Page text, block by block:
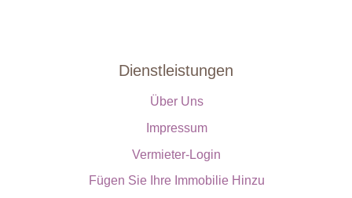
Dienstleistungen
Über Uns
Impressum
Vermieter-Login
Fügen Sie Ihre Immobilie Hinzu